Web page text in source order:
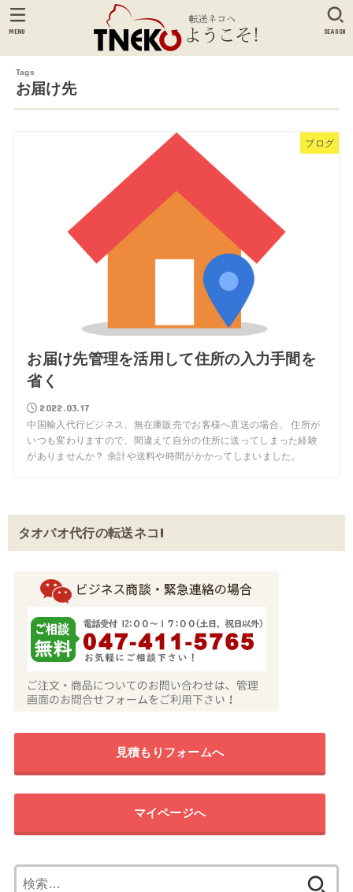
SEARCH
MENU
お届け先
ブログ
お届け先管理を活用して住所の入力手間を
省く
2022.03.17
中国輸入代行ビジネス、無在庫販売でお客様へ直送の場合、 住所が
いつも変わりますので、間違えて自分の住所に送ってしまった経験
がありませんか？ 余計や送料や時間がかかってしまいました。
タオバオ代行の転送ネコ!
見積もりフォームへ
マイページへ